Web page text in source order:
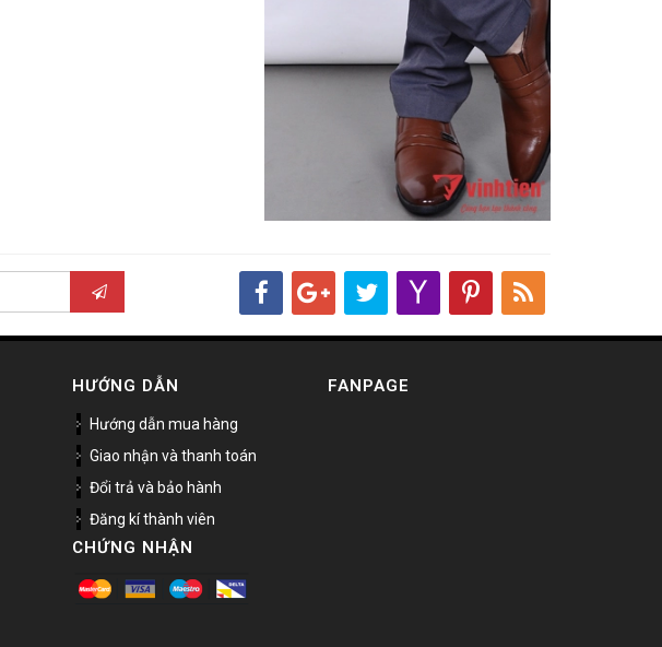
HƯỚNG DẪN
Hướng dẫn mua hàng
Giao nhận và thanh toán
Đổi trả và bảo hành
Đăng kí thành viên
CHỨNG NHẬN
FANPAGE